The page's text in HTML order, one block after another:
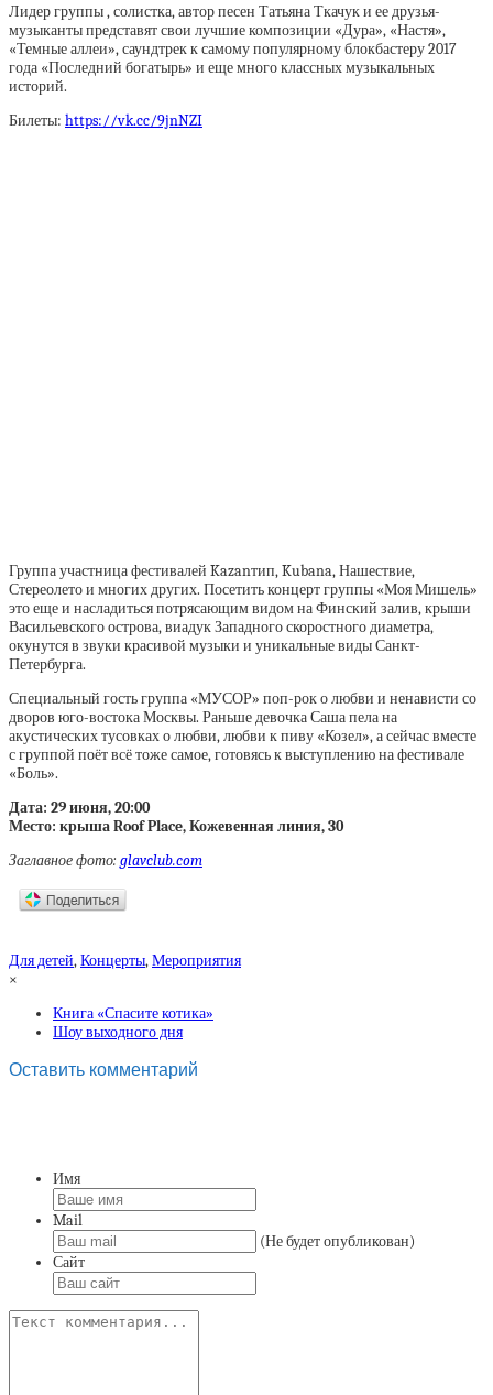
Лидер группы , солистка, автор песен Татьяна Ткачук и ее друзья-
музыканты представят свои лучшие композиции «Дура», «Настя»,
«Темные аллеи», саундтрек к самому популярному блокбастеру 2017
года «Последний богатырь» и еще много классных музыкальных
историй.
Билеты: https://vk.cc/9jnNZI
Группа участница фестивалей Kazanтип, Kubana, Нашествие,
Стереолето и многих других. Посетить концерт группы «Моя Мишель»
это еще и насладиться потрясающим видом на Финский залив, крыши
Васильевского острова, виадук Западного скоростного диаметра,
окунутся в звуки красивой музыки и уникальные виды Санкт-
Петербурга.
Специальный гость группа «МУСОР» поп-рок о любви и ненависти со
дворов юго-востока Москвы. Раньше девочка Саша пела на
акустических тусовках о любви, любви к пиву «Козел», а сейчас вместе
с группой поёт всё тоже самое, готовясь к выступлению на фестивале
«Боль».
Дата: 29 июня, 20:00
Место: крыша Roof Place, Кожевенная линия, 30
Заглавное фото: glavclub.com
Для детей,Концерты,Мероприятия
×
Книга «Спасите котика»
Шоу выходного дня
Оставить комментарий
Имя
Mail
(Не будет опубликован)
Сайт